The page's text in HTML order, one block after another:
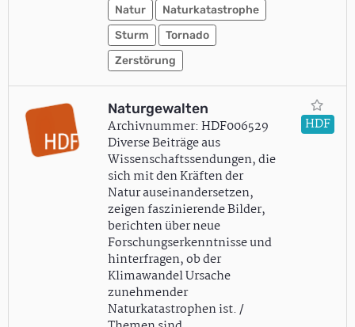
Natur
Naturkatastrophe
Sturm
Tornado
Zerstörung
Naturgewalten
Archivnummer: HDF006529
Diverse Beiträge aus
Wissenschaftssendungen, die
sich mit den Kräften der
Natur auseinandersetzen,
zeigen faszinierende Bilder,
berichten über neue
Forschungserkenntnisse und
hinterfragen, ob der
Klimawandel Ursache
zunehmender
Naturkatastrophen ist. /
HDF